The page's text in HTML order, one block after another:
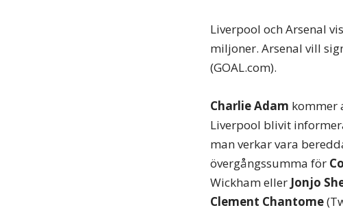
Liverpool och Arsenal
miljoner. Arsenal vill
(GOAL.com).
Charlie Adam kommer
Liverpool blivit
man verkar vara
övergångssumma för
Wickham eller Jonjo
Clement Chantome